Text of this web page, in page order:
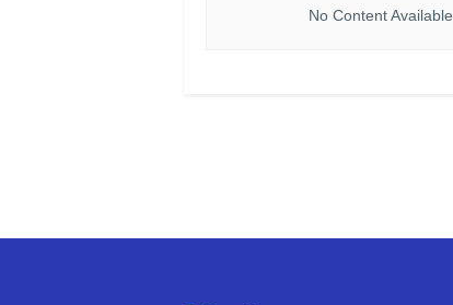
No Content Available